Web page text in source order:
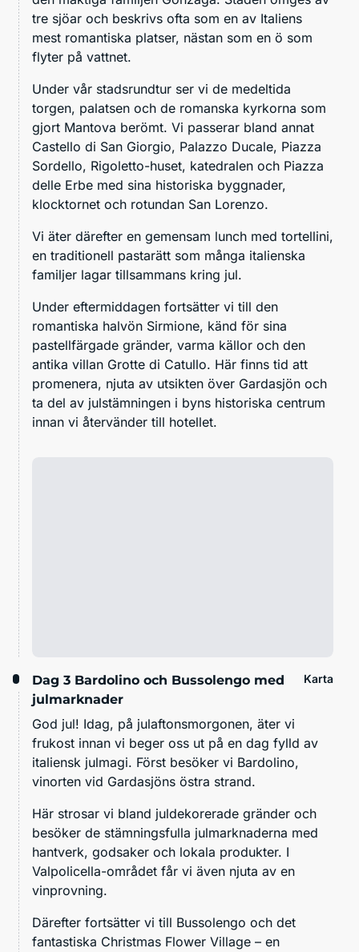
tre sjöar och beskrivs ofta som en av Italiens
mest romantiska platser, nästan som en ö som
flyter på vattnet.
Under vår stadsrundtur ser vi de medeltida
torgen, palatsen och de romanska kyrkorna som
gjort Mantova berömt. Vi passerar bland annat
Castello di San Giorgio, Palazzo Ducale, Piazza
Sordello, Rigoletto-huset, katedralen och Piazza
delle Erbe med sina historiska byggnader,
klocktornet och rotundan San Lorenzo.
Vi äter därefter en gemensam lunch med tortellini,
en traditionell pastarätt som många italienska
familjer lagar tillsammans kring jul.
Under eftermiddagen fortsätter vi till den
romantiska halvön Sirmione, känd för sina
pastellfärgade gränder, varma källor och den
antika villan Grotte di Catullo. Här finns tid att
promenera, njuta av utsikten över Gardasjön och
ta del av julstämningen i byns historiska centrum
innan vi återvänder till hotellet.
Dag 3 Bardolino och Bussolengo med
julmarknader
Karta
God jul! Idag, på julaftonsmorgonen, äter vi
frukost innan vi beger oss ut på en dag fylld av
italiensk julmagi. Först besöker vi Bardolino,
vinorten vid Gardasjöns östra strand.
Här strosar vi bland juldekorerade gränder och
besöker de stämningsfulla julmarknaderna med
hantverk, godsaker och lokala produkter. I
Valpolicella-området får vi även njuta av en
vinprovning.
Därefter fortsätter vi till Bussolengo och det
fantastiska Christmas Flower Village – en